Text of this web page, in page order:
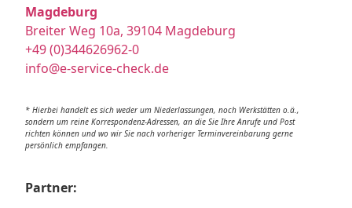
Magdeburg
Breiter Weg 10a, 39104 Magdeburg
+49 (0)344626962-0
info@e-service-check.de
* Hierbei handelt es sich weder um Niederlassungen, noch Werkstätten o.ä.,
sondern um reine Korrespondenz-Adressen, an die Sie Ihre Anrufe und Post
richten können und wo wir Sie nach vorheriger Terminvereinbarung gerne
persönlich empfangen.
Partner: